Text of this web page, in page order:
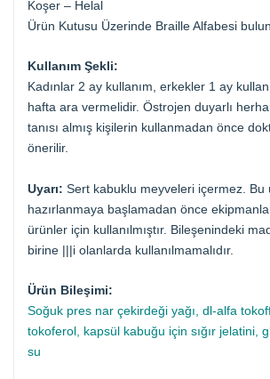
Koşer – Helal
Ürün Kutusu Üzerinde Braille Alfabesi
Kullanım Şekli:
Kadınlar 2 ay kullanım, erkekler 1 ay
hafta ara vermelidir. Östrojen duyarlı
tanısı almış kişilerin kullanmadan önce
önerilir.
Uyarı: Sert kabuklu meyveleri içermez. Bu
hazırlanmaya başlamadan önce
ürünler için kullanılmıştır. Bileşenindeki
birine |||i olanlarda kullanılmamalıdır.
Ürün Bileşimi:
Soğuk pres nar çekirdeği yağı, dl-alfa
tokoferol, kapsül kabuğu için sığır jelatini,
su